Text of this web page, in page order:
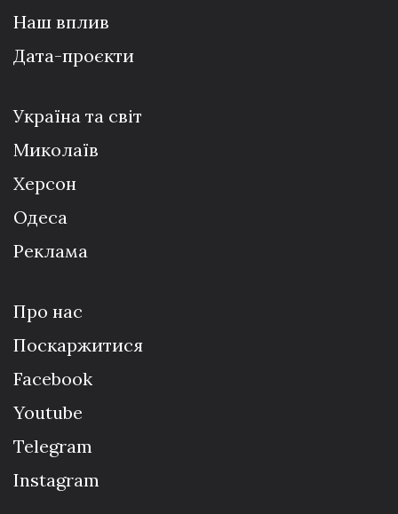
Наш вплив
Дата-проєкти
Україна та світ
Миколаїв
Херсон
Одеса
Реклама
Про нас
Поскаржитися
Facebook
Youtube
Telegram
Instagram